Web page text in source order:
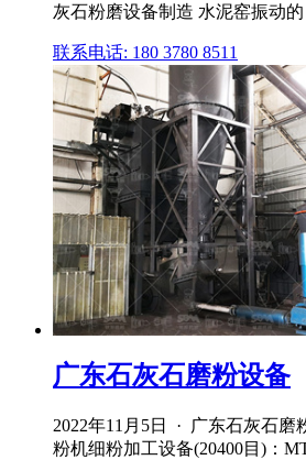
灰石粉磨设备制造 水泥窑振动的
联系电话: 180 3780 8511
广东石灰石磨粉设备
2022年11月5日 · 广东石灰石磨
粉机细粉加工设备(20400目)：